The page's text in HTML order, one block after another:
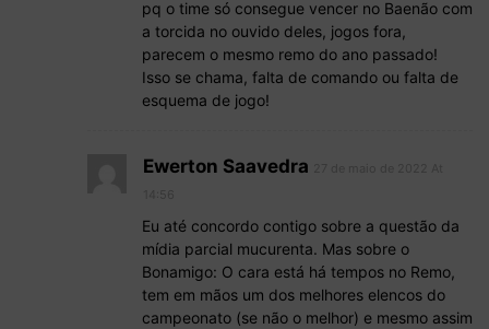
pq o time só consegue vencer no Baenão com
a torcida no ouvido deles, jogos fora,
parecem o mesmo remo do ano passado!
Isso se chama, falta de comando ou falta de
esquema de jogo!
Ewerton Saavedra
Eu até concordo contigo sobre a questão da
mídia parcial mucurenta. Mas sobre o
Bonamigo: O cara está há tempos no Remo,
tem em mãos um dos melhores elencos do
campeonato (se não o melhor) e mesmo assim